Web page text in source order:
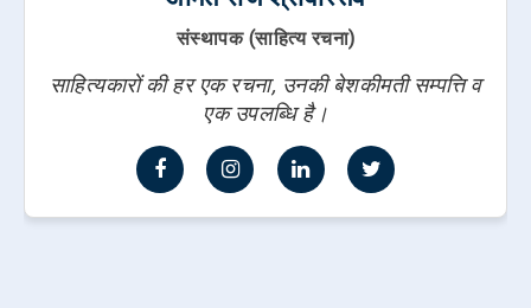
संस्थापक (साहित्य रचना)
साहित्यकारों की हर एक रचना, उनकी बेशकीमती सम्पत्ति व
एक उपलब्धि है।